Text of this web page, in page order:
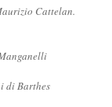
Cattelan.
di Barthes